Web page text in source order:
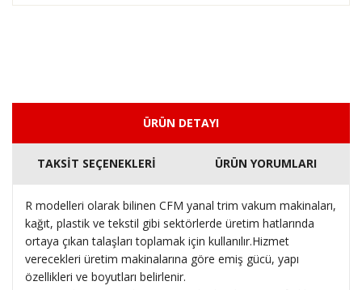
ÜRÜN DETAYI
TAKSİT SEÇENEKLERİ ÜRÜN YORUMLARI
R modelleri olarak bilinen CFM yanal trim vakum makinaları,
kağıt, plastik ve tekstil gibi sektörlerde üretim hatlarında
ortaya çıkan talaşları toplamak için kullanılır.Hizmet
verecekleri üretim makinalarına göre emiş gücü, yapı
özellikleri ve boyutları belirlenir.